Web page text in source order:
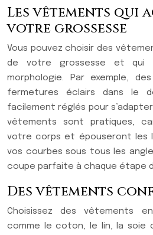
Les vêtements qui
votre grossesse
Vous pouvez choisir des
de votre grossesse et qui
morphologie. Par exemple,
fermetures éclairs dans le
facilement réglés pour
vêtements sont pratiques,
votre corps et épouseront les
vos courbes sous tous les
coupe parfaite à chaque étape
Des vêtements
Choisissez des vêtements
comme le coton, le lin, la soie